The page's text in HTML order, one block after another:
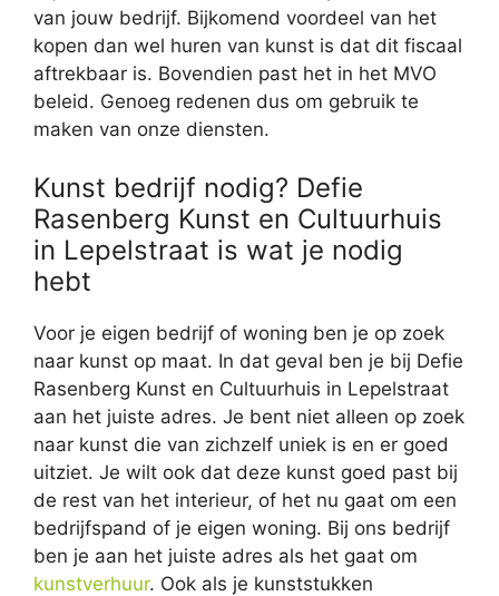
van jouw bedrijf. Bijkomend voordeel van het
kopen dan wel huren van kunst is dat dit fiscaal
aftrekbaar is. Bovendien past het in het MVO
beleid. Genoeg redenen dus om gebruik te
maken van onze diensten.
Kunst bedrijf nodig? Defie
Rasenberg Kunst en Cultuurhuis
in Lepelstraat is wat je nodig
hebt
Voor je eigen bedrijf of woning ben je op zoek
naar kunst op maat. In dat geval ben je bij Defie
Rasenberg Kunst en Cultuurhuis in Lepelstraat
aan het juiste adres. Je bent niet alleen op zoek
naar kunst die van zichzelf uniek is en er goed
uitziet. Je wilt ook dat deze kunst goed past bij
de rest van het interieur, of het nu gaat om een
bedrijfspand of je eigen woning. Bij ons bedrijf
ben je aan het juiste adres als het gaat om
kunstverhuur. Ook als je kunststukken